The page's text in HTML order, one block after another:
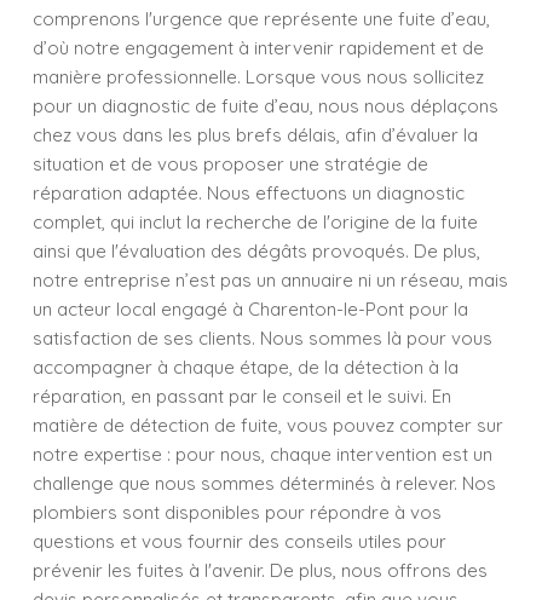
comprenons l'urgence que représente une fuite d’eau,
d’où notre engagement à intervenir rapidement et de
manière professionnelle. Lorsque vous nous sollicitez
pour un diagnostic de fuite d’eau, nous nous déplaçons
chez vous dans les plus brefs délais, afin d’évaluer la
situation et de vous proposer une stratégie de
réparation adaptée. Nous effectuons un diagnostic
complet, qui inclut la recherche de l'origine de la fuite
ainsi que l'évaluation des dégâts provoqués. De plus,
notre entreprise n’est pas un annuaire ni un réseau, mais
un acteur local engagé à Charenton-le-Pont pour la
satisfaction de ses clients. Nous sommes là pour vous
accompagner à chaque étape, de la détection à la
réparation, en passant par le conseil et le suivi. En
matière de détection de fuite, vous pouvez compter sur
notre expertise : pour nous, chaque intervention est un
challenge que nous sommes déterminés à relever. Nos
plombiers sont disponibles pour répondre à vos
questions et vous fournir des conseils utiles pour
prévenir les fuites à l'avenir. De plus, nous offrons des